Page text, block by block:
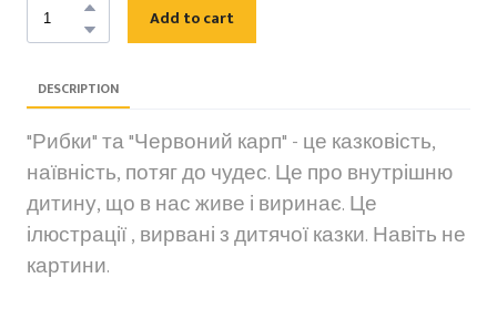
Add to cart
DESCRIPTION
"Рибки" та "Червоний карп" - це казковість,
наївність, потяг до чудес. Це про внутрішню
дитину, що в нас живе і виринає. Це
ілюстрації , вирвані з дитячої казки. Навіть не
картини.